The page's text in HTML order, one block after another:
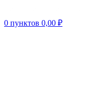
0 пунктов 0,00 ₽